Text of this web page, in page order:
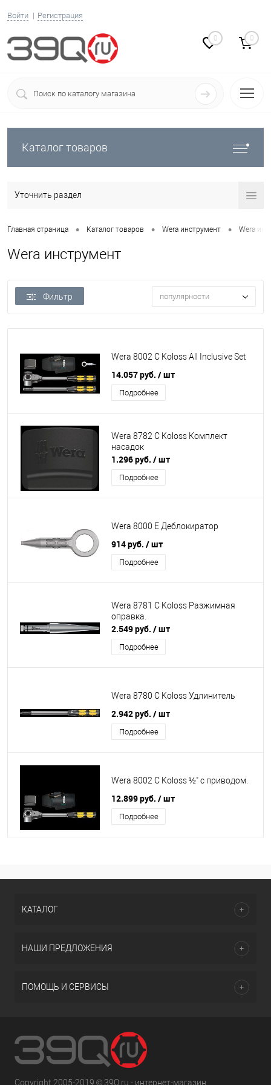
Войти Регистрация
0 0
Каталог товаров
Уточнить раздел
Главная страница • Каталог товаров • Wera инструмент • Wera
Wera инструмент
Фильтр популярности
Wera 8002 C Koloss All Inclusive Set
14.057 руб. / шт
Подробнее
Wera 8782 C Koloss Комплект
насадок
1.296 руб. / шт
Подробнее
Wera 8000 E Деблокиратор
914 руб. / шт
Подробнее
Wera 8781 C Koloss Разжимная
оправка.
2.549 руб. / шт
Подробнее
Wera 8780 C Koloss Удлинитель
2.942 руб. / шт
Подробнее
Wera 8002 C Koloss ½" с приводом.
12.899 руб. / шт
Подробнее
КАТАЛОГ
НАШИ ПРЕДЛОЖЕНИЯ
ПОМОЩЬ И СЕРВИСЫ
Copyright 2005-2019 © 39Q.ru - интернет-магазин